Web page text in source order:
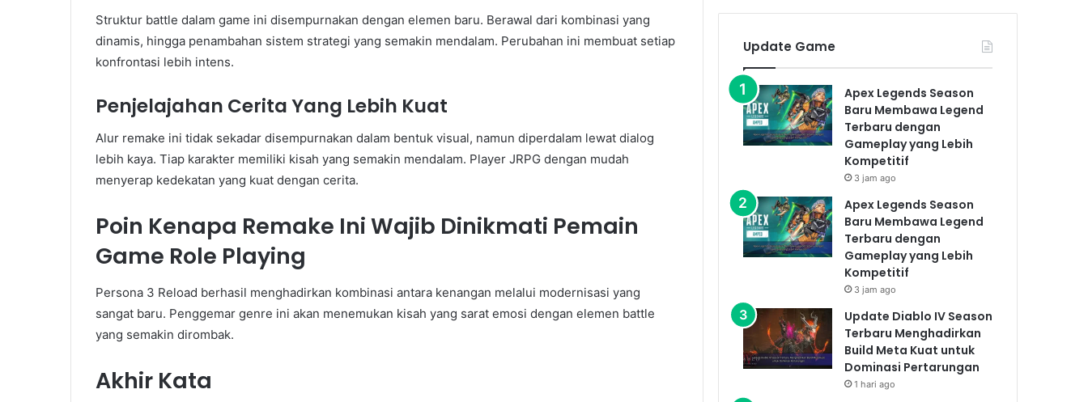
Struktur battle dalam game ini disempurnakan dengan elemen baru. Berawal dari kombinasi yang
dinamis, hingga penambahan sistem strategi yang semakin mendalam. Perubahan ini membuat setiap
konfrontasi lebih intens.
Penjelajahan Cerita Yang Lebih Kuat
Alur remake ini tidak sekadar disempurnakan dalam bentuk visual, namun diperdalam lewat dialog
lebih kaya. Tiap karakter memiliki kisah yang semakin mendalam. Player JRPG dengan mudah
menyerap kedekatan yang kuat dengan cerita.
Poin Kenapa Remake Ini Wajib Dinikmati Pemain
Game Role Playing
Persona 3 Reload berhasil menghadirkan kombinasi antara kenangan melalui modernisasi yang
sangat baru. Penggemar genre ini akan menemukan kisah yang sarat emosi dengan elemen battle
yang semakin dirombak.
Akhir Kata
Update Game
Apex Legends Season
Baru Membawa Legend
Terbaru dengan
Gameplay yang Lebih
Kompetitif
3 jam ago
Apex Legends Season
Baru Membawa Legend
Terbaru dengan
Gameplay yang Lebih
Kompetitif
3 jam ago
Update Diablo IV Season
Terbaru Menghadirkan
Build Meta Kuat untuk
Dominasi Pertarungan
1 hari ago